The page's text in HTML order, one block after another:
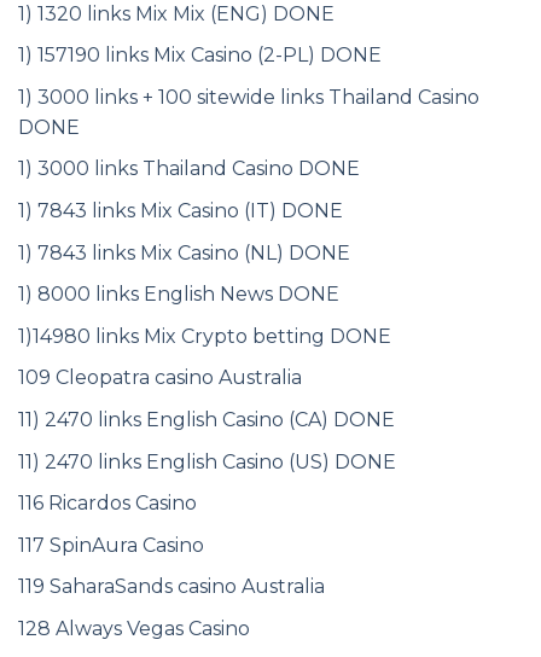
1) 1320 links Mix Mix (ENG) DONE
1) 157190 links Mix Casino (2-PL) DONE
1) 3000 links + 100 sitewide links Thailand Casino
DONE
1) 3000 links Thailand Casino DONE
1) 7843 links Mix Casino (IT) DONE
1) 7843 links Mix Casino (NL) DONE
1) 8000 links English News DONE
1)14980 links Mix Crypto betting DONE
109 Cleopatra casino Australia
11) 2470 links English Casino (CA) DONE
11) 2470 links English Casino (US) DONE
116 Ricardos Casino
117 SpinAura Casino
119 SaharaSands casino Australia
128 Always Vegas Casino